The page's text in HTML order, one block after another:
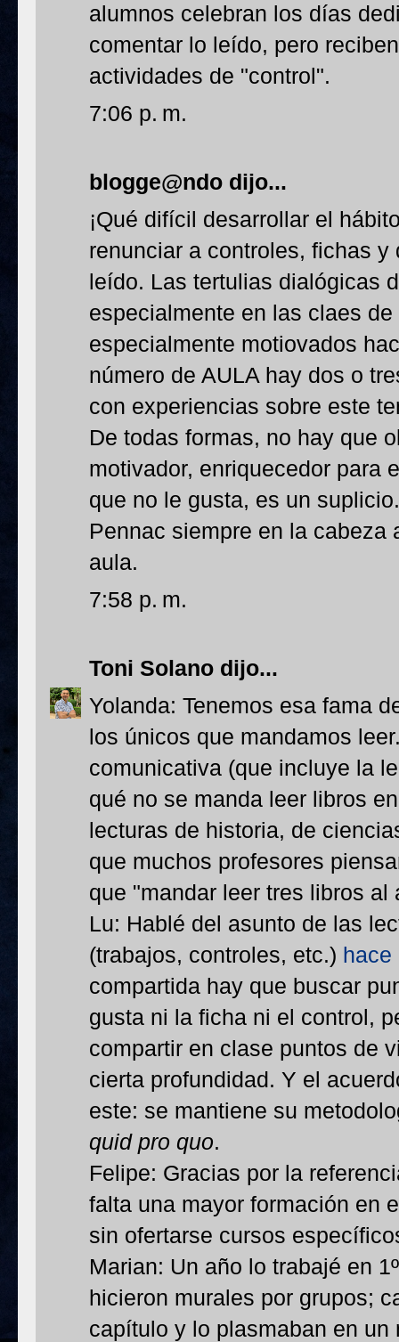
alumnos celebran los días
comentar lo leído, pero
actividades de "control".
7:06 p. m.
blogge@ndo dijo...
¡Qué difícil desarrollar el
renunciar a controles, fichas
leído. Las tertulias dialógicas
especialmente en las claes
especialmente motiovados
número de AULA hay dos o
con experiencias sobre este
De todas formas, no hay que
motivador, enriquecedor para
que no le gusta, es un
Pennac siempre en la cabeza
aula.
7:58 p. m.
Toni Solano dijo...
Yolanda: Tenemos esa fama
los únicos que mandamos
comunicativa (que incluye la
qué no se manda leer libros
lecturas de historia, de
que muchos profesores
que "mandar leer tres libros al
Lu: Hablé del asunto de las
(trabajos, controles, etc.) hace
compartida hay que buscar
gusta ni la ficha ni el control,
compartir en clase puntos de
cierta profundidad. Y el
este: se mantiene su
quid pro quo.
Felipe: Gracias por la
falta una mayor formación en
sin ofertarse cursos
Marian: Un año lo trabajé en
hicieron murales por grupos;
capítulo y lo plasmaban en